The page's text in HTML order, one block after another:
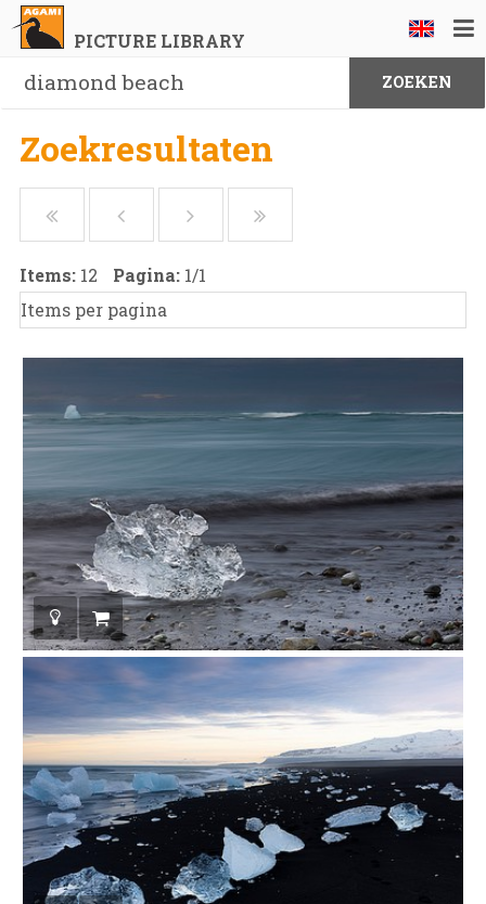
PICTURE LIBRARY
Zoekresultaten
Items: 12 Pagina: 1/1